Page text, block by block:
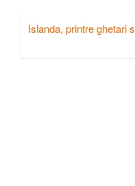
Islanda, printre ghetari